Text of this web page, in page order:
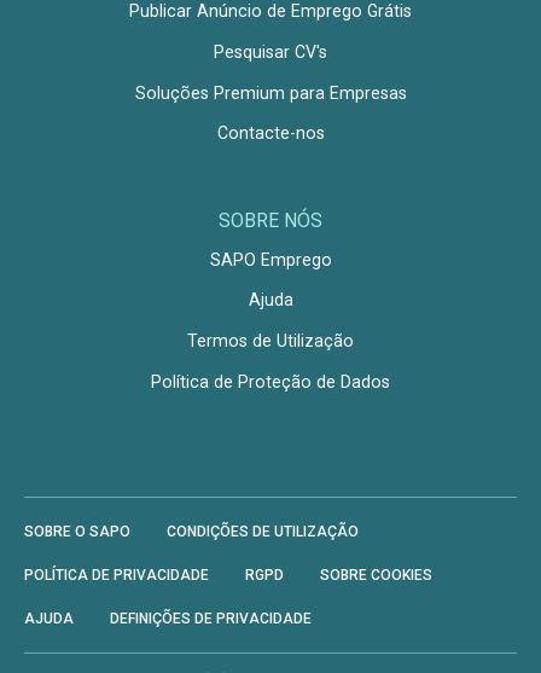
Publicar Anúncio de Emprego Grátis
Pesquisar CV's
Soluções Premium para Empresas
Contacte-nos
SOBRE NÓS
SAPO Emprego
Ajuda
Termos de Utilização
Política de Proteção de Dados
SOBRE O SAPO CONDIÇÕES DE UTILIZAÇÃO
POLÍTICA DE PRIVACIDADE RGPD SOBRE COOKIES
AJUDA DEFINIÇÕES DE PRIVACIDADE